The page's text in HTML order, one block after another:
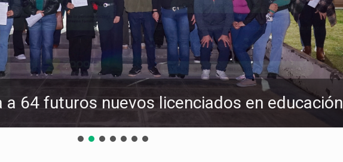
64 futuros nuevos licenciados en educación